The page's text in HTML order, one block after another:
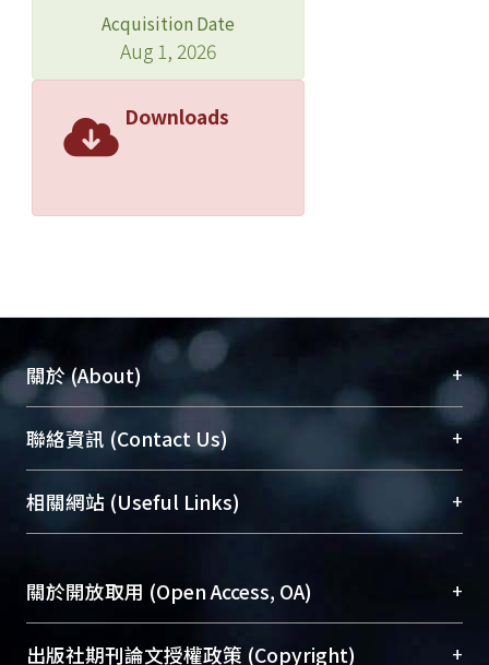
Acquisition Date
Aug 1, 2026
Downloads
關於 (About) +
臺大位居世界頂尖大學之列，為永久珍藏及向國際
展現本校豐碩的研究成果及學術能量，圖書館整合
機構典藏（NTUR）與學術庫（AH）不同功能平
台，成為臺大學術典藏NTU scholars。期能整合研
究能量、促進交流合作、保存學術產出、推廣研究
成果。
To permanently archive and promote researcher
profiles and scholarly works, Library integrates the
聯絡資訊 (Contact Us) +
總館學科館員(Main Library)
醫學圖書館學科館員(Medical Library)
Sciences Library)
相關網站 (Useful Links) +
關於開放取用 (Open Access, OA) +
開放取用是從使用者角度提升資訊取用性的社會運
出版社期刊論文授權政策 (Copyright) +